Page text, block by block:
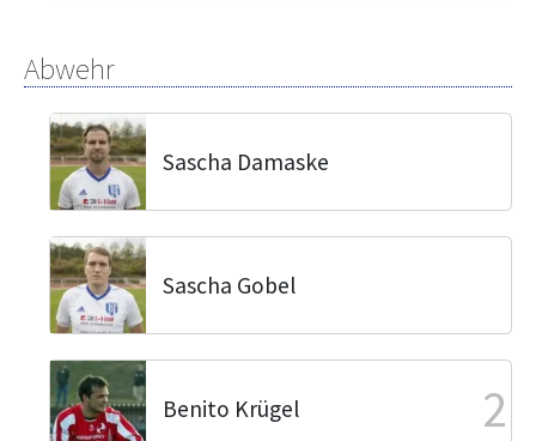
Abwehr
Sascha Damaske
Sascha Gobel
Benito Krügel 2